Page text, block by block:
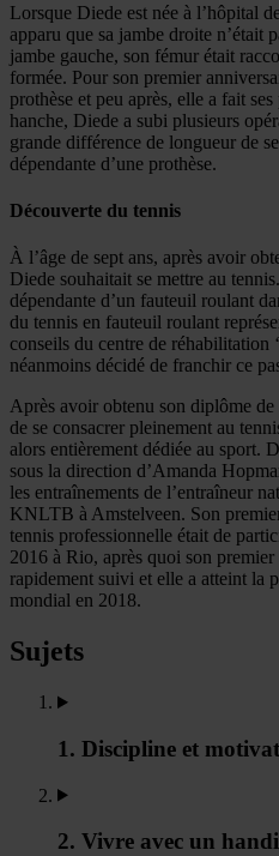
Lorsque Diede est née à l’hôpital
apparu que sa jambe droite n’était
jambe gauche, son fémur était
formée. Pour son premier
prothèse et peu après, elle a fait
hanche, Diede a subi plusieurs
grande différence de longueur de
dépendante d’une prothèse.
Découverte du tennis
À l’âge de sept ans, après avoir
Diede souhaitait se mettre au
dépendante d’un fauteuil roulant
du tennis en fauteuil roulant
conseils du centre de réhabilitation
néanmoins décidé de franchir ce
Après avoir obtenu son diplôme
de se consacrer pleinement au
alors entièrement dédiée au sport.
sous la direction d’Amanda
les entraînements de l’entraîneur
KNLTB à Amstelveen. Son
tennis professionnelle était de
2016 à Rio, après quoi son
rapidement suivi et elle a atteint la
mondial en 2018.
Sujets
1. Discipline et
2. Vivre avec un